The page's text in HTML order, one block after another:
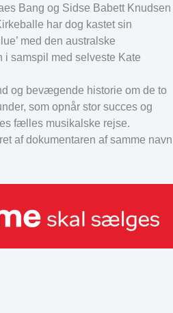
Bang og Sidse Babett Knudsen
har dog kastet sin
med den australske
i samspil med selveste Kate
og bevægende historie om de to
som opnår stor succes og
fælles musikalske rejse.
af dokumentaren af samme navn